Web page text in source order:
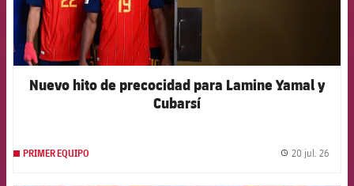
Nuevo hito de precocidad para Lamine Yamal y
Cubarsí
PRIMER EQUIPO 20 jul. 26